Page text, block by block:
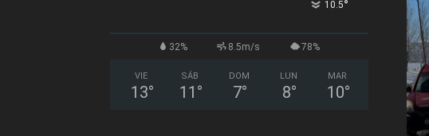
10.5°
32% 8.5m/s 78%
VIE
13°
SÁB
11 °
DOM
7°
LUN
8°
MAR
10°